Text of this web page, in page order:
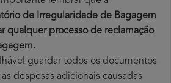
de Irregularidade de Bagagem
qualquer processo de reclamação
guardar todos os documentos
despesas adicionais causadas